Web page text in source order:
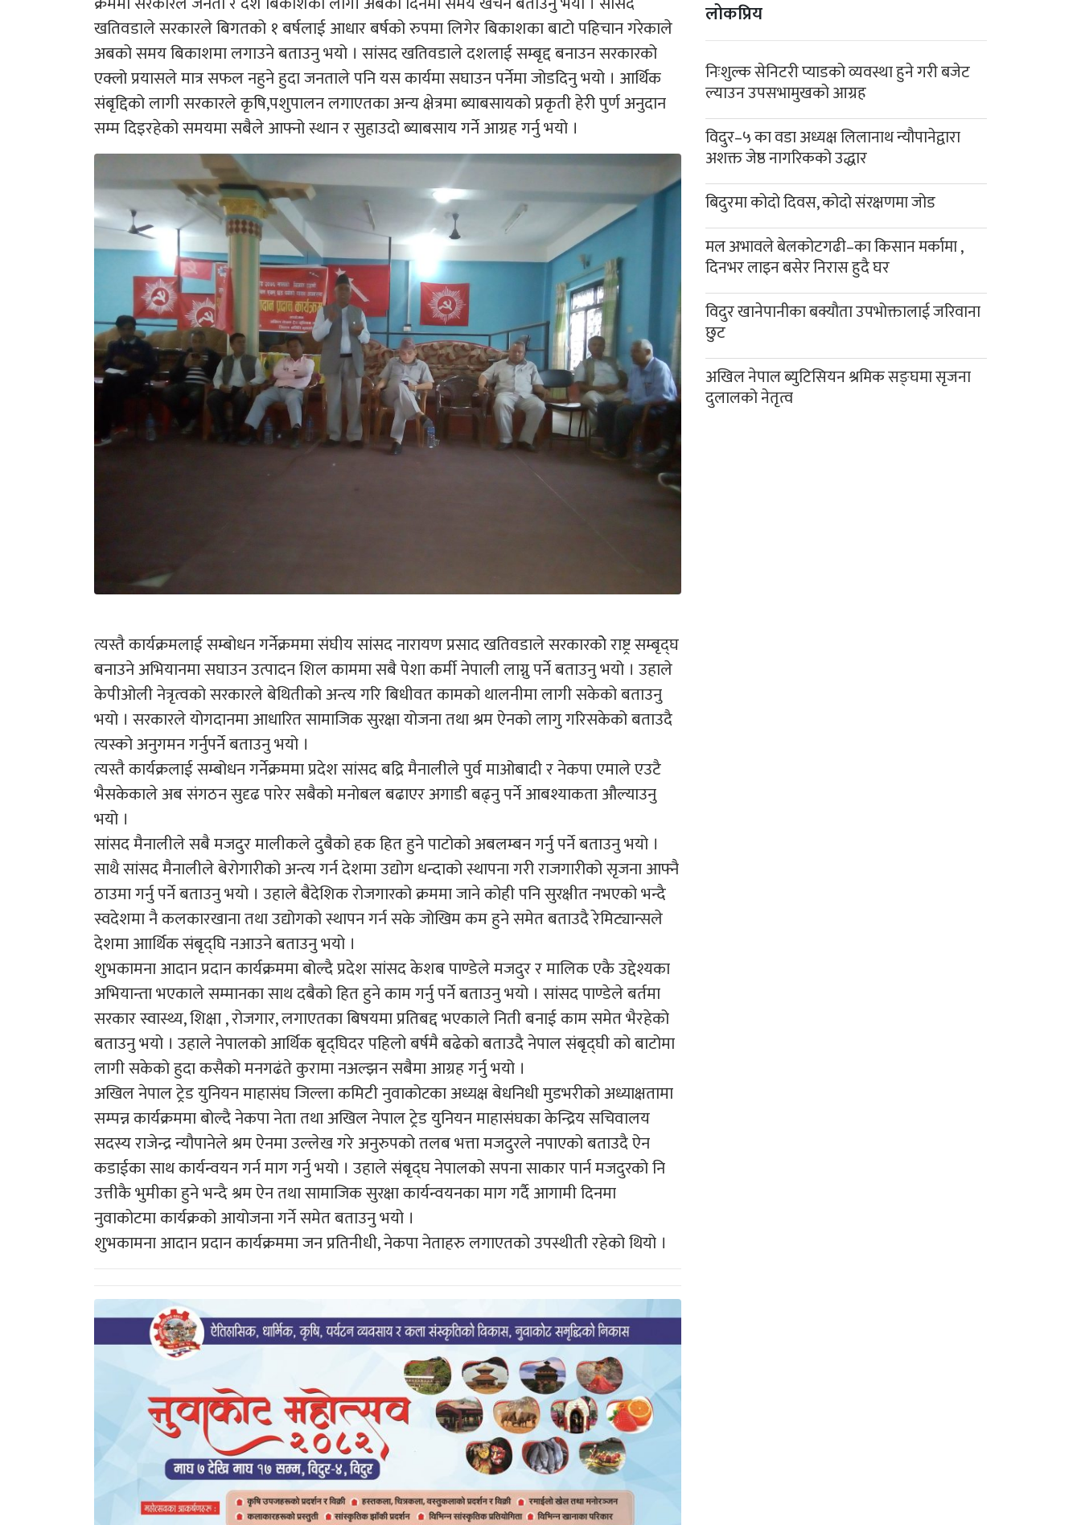
खतिवडाले सरकारले बिगतको १ बर्षलाई आधार बर्षको रुपमा लिगेर बिकाशका बाटो पहिचान गरेकाले
अबको समय बिकाशमा लगाउने बताउनु भयो । सांसद खतिवडाले दशलाई सम्बृद्द बनाउन सरकारको
एक्लो प्रयासले मात्र सफल नहुने हुदा जनताले पनि यस कार्यमा सघाउन पर्नेमा जोडदिनु भयो । आर्थिक
संबृद्दिको लागी सरकारले कृषि,पशुपालन लगाएतका अन्य क्षेत्रमा ब्याबसायको प्रकृती हेरी पुर्ण अनुदान
सम्म दिइरहेको समयमा सबैले आफ्नो स्थान र सुहाउदो ब्याबसाय गर्ने आग्रह गर्नु भयो ।
त्यस्तै कार्यक्रमलाई सम्बोधन गर्नेक्रममा संघीय सांसद नारायण प्रसाद खतिवडाले सरकारकोे राष्ट्र सम्बृद्घ
बनाउने अभियानमा सघाउन उत्पादन शिल काममा सबै पेशा कर्मी नेपाली लाग्नु पर्ने बताउनु भयो । उहाले
केपीओली नेत्रृत्वको सरकारले बेथितीको अन्त्य गरि बिधीवत कामको थालनीमा लागी सकेको बताउनु
भयो । सरकारले योगदानमा आधारित सामाजिक सुरक्षा योजना तथा श्रम ऐनको लागु गरिसकेको बताउदै
त्यस्को अनुगमन गर्नुपर्ने बताउनु भयो ।
त्यस्तै कार्यक्रलाई सम्बोधन गर्नेक्रममा प्रदेश सांसद बद्रि मैनालीले पुर्व माओबादी र नेकपा एमाले एउटै
भैसकेकाले अब संगठन सुदृढ पारेर सबैको मनोबल बढाएर अगाडी बढ्नु पर्ने आबश्याकता औल्याउनु
भयो ।
सांसद मैनालीले सबै मजदुर मालीकले दुबैको हक हित हुने पाटोको अबलम्बन गर्नु पर्ने बताउनु भयो ।
साथै सांसद मैनालीले बेरोगारीको अन्त्य गर्न देशमा उद्योग धन्दाको स्थापना गरी राजगारीको सृजना आफ्नै
ठाउमा गर्नु पर्ने बताउनु भयो । उहाले बैदेशिक रोजगारको क्रममा जाने कोही पनि सुरक्षीत नभएको भन्दै
स्वदेशमा नै कलकारखाना तथा उद्योगको स्थापन गर्न सके जोखिम कम हुने समेत बताउदै रेमिट्यान्सले
देशमा आार्थिक संबृद्घि नआउने बताउनु भयो ।
शुभकामना आदान प्रदान कार्यक्रममा बोल्दै प्रदेश सांसद केशब पाण्डेले मजदुर र मालिक एकै उद्देश्यका
अभियान्ता भएकाले सम्मानका साथ दबैको हित हुने काम गर्नु पर्ने बताउनु भयो । सांसद पाण्डेले बर्तमा
सरकार स्वास्थ्य, शिक्षा , रोजगार, लगाएतका बिषयमा प्रतिबद्द भएकाले निती बनाई काम समेत भैरहेको
बताउनु भयो । उहाले नेपालको आर्थिक बृद्घिदर पहिलो बर्षमै बढेको बताउदै नेपाल संबृद्घी को बाटोमा
लागी सकेको हुदा कसैको मनगढंते कुरामा नअल्झन सबैमा आग्रह गर्नु भयो ।
अखिल नेपाल ट्रेड युनियन माहासंघ जिल्ला कमिटी नुवाकोटका अध्यक्ष बेधनिधी मुडभरीको अध्याक्षतामा
सम्पन्न कार्यक्रममा बोल्दै नेकपा नेता तथा अखिल नेपाल ट्रेड युनियन माहासंघका केन्द्रिय सचिवालय
सदस्य राजेन्द्र न्यौपानेले श्रम ऐनमा उल्लेख गरे अनुरुपको तलब भत्ता मजदुरले नपाएको बताउदै ऐन
कडाईका साथ कार्यन्वयन गर्न माग गर्नु भयो । उहाले संबृद्घ नेपालको सपना साकार पार्न मजदुरको नि
उत्तीकै भुमीका हुने भन्दै श्रम ऐन तथा सामाजिक सुरक्षा कार्यन्वयनका माग गर्दै आगामी दिनमा
नुवाकोटमा कार्यक्रको आयोजना गर्ने समेत बताउनु भयो ।
शुभकामना आदान प्रदान कार्यक्रममा जन प्रतिनीधी, नेकपा नेताहरु लगाएतको उपस्थीती रहेको थियो ।
लोकप्रिय
निःशुल्क सेनिटरी प्याडको व्यवस्था हुने गरी बजेट
ल्याउन उपसभामुखको आग्रह
विदुर–५ का वडा अध्यक्ष लिलानाथ न्यौपानेद्वारा
अशक्त जेष्ठ नागरिकको उद्धार
बिदुरमा कोदो दिवस, कोदो संरक्षणमा जोड
मल अभावले बेलकोटगढी–का किसान मर्कामा ,
दिनभर लाइन बसेर निरास हुदै घर
विदुर खानेपानीका बक्यौता उपभोक्तालाई जरिवाना
छुट
अखिल नेपाल ब्युटिसियन श्रमिक सङ्घमा सृजना
दुलालको नेतृत्व